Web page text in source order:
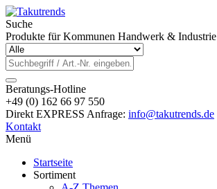
Suche
Produkte für Kommunen Handwerk & Industrie
Beratungs-Hotline
+49 (0) 162 66 97 550
Direkt EXPRESS Anfrage: info@takutrends.de
Kontakt
Menü
Startseite
Sortiment